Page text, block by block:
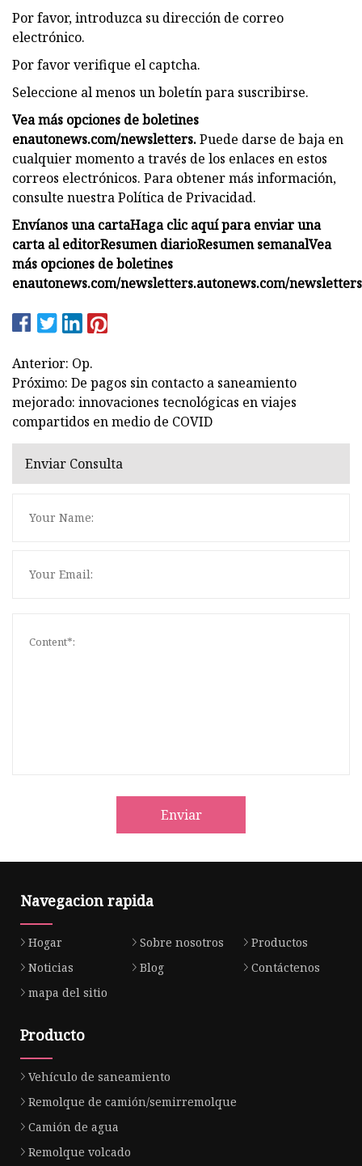
Por favor, introduzca su dirección de correo
electrónico.
Por favor verifique el captcha.
Seleccione al menos un boletín para suscribirse.
Vea más opciones de boletines
enautonews.com/newsletters.Puede darse de baja en
cualquier momento a través de los enlaces en estos
correos electrónicos. Para obtener más información,
consulte nuestra Política de Privacidad.
Envíanos una cartaHaga clic aquí para enviar una
carta al editorResumen diarioResumen semanalVea
más opciones de boletines
enautonews.com/newsletters.autonews.com/newsletters
Anterior: Op.
Próximo: De pagos sin contacto a saneamiento
mejorado: innovaciones tecnológicas en viajes
compartidos en medio de COVID
Enviar Consulta
Enviar
Navegacion rapida
Hogar Sobre nosotros
Productos
Noticias
Blog
Contáctenos
mapa del sitio
Producto
Vehículo de saneamiento
Remolque de camión/semirremolque
Camión de agua
Remolque volcado